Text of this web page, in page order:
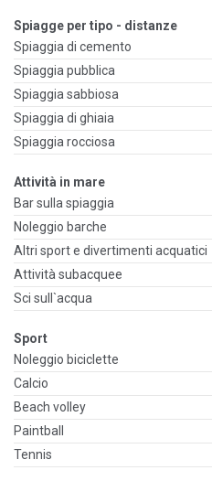
Spiagge per tipo - distanze
Spiaggia di cemento
Spiaggia pubblica
Spiaggia sabbiosa
Spiaggia di ghiaia
Spiaggia rocciosa
Attività in mare
Bar sulla spiaggia
Noleggio barche
Altri sport e divertimenti acquatici
Attività subacquee
Sci sull`acqua
Sport
Noleggio biciclette
Calcio
Beach volley
Paintball
Tennis